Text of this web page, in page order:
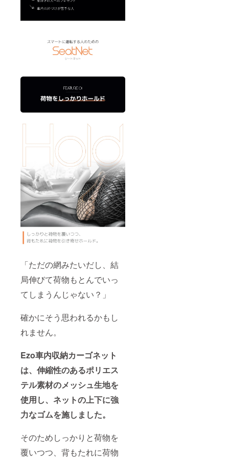
「ただの網みたいだし、結
局伸びて荷物もとんでいっ
てしまうんじゃない？」
確かにそう思われるかもし
れません。
Ezo車内収納カーゴネット
は、伸縮性のあるポリエス
テル素材のメッシュ生地を
使用し、ネットの上下に強
力なゴムを施しました。
そのためしっかりと荷物を
覆いつつ、背もたれに荷物